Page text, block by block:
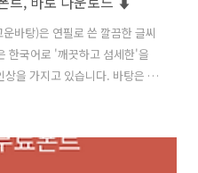
바탕)은 연필로 쓴 깔끔한 글씨
한국어로 '깨끗하고 섬세한'을
을 가지고 있습니다. 바탕은 세
타이포그래피를 위해 특별히
무게를 가지고 있습니다. 고운